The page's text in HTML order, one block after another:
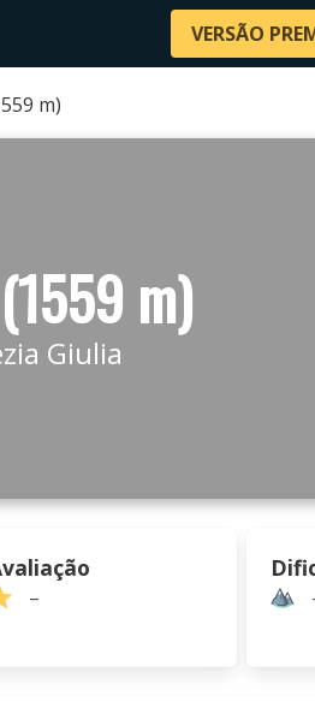
VERSÃO
m)
m)
Giulia
–